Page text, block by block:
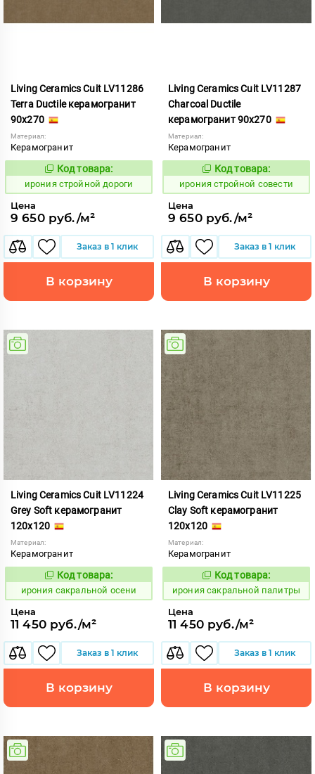
Living Ceramics Cuit LV11286
Terra Ductile керамогранит
90x270
Материал:
Керамогранит
1104897
Код товара:
ирония стройной дороги
Цена
9 650 руб./м²
Заказ в 1 клик
В корзину
Living Ceramics Cuit LV11287
Charcoal Ductile
керамогранит 90x270
Материал:
Керамогранит
1104898
Код товара:
ирония стройной совести
Цена
9 650 руб./м²
Заказ в 1 клик
В корзину
Living Ceramics Cuit LV11224
Grey Soft керамогранит
120x120
Материал:
Керамогранит
1103815
Код товара:
ирония сакральной осени
Цена
11 450 руб./м²
Заказ в 1 клик
В корзину
Living Ceramics Cuit LV11225
Clay Soft керамогранит
120x120
Материал:
Керамогранит
1103816
Код товара:
ирония сакральной палитры
Цена
11 450 руб./м²
Заказ в 1 клик
В корзину